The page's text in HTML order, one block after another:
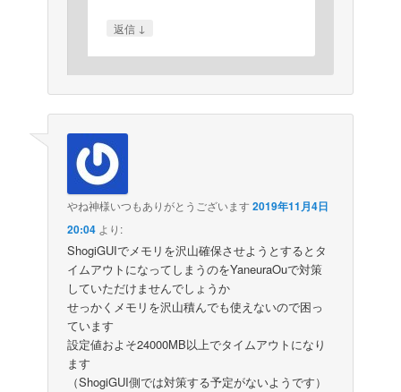
返信 ↓
やね神様いつもありがとうございます 2019年11月4日
20:04 より:
ShogiGUIでメモリを沢山確保させようとするとタ
イムアウトになってしまうのをYaneuraOuで対策
していただけませんでしょうか
せっかくメモリを沢山積んでも使えないので困っ
ています
設定値およそ24000MB以上でタイムアウトになり
ます
（ShogiGUI側では対策する予定がないようです）